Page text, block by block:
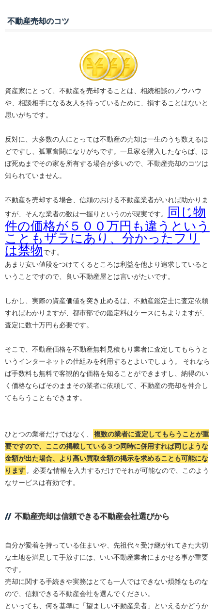
不動産売却のコツ
資産家にとって、不動産を売却することは、相続相談のノウハウ
や、相談相手になる友人を持っているために、損することはないと
思いがちです。
反対に、大多数の人にとっては不動産の売却は一生のうち数えるほ
どですし、孤軍奮闘になりがちです。一旦家を購入したならば、ほ
ぼ死ぬまでその家を所有する場合が多いので、不動産売却のコツは
知られていません。
不動産を売却する場合、信頼のおける不動産業者がいれば助かりま
すが、そんな業者の数は一握りというのが現実です。
同じ物
件の価格が５００万円も違うという
こともザラにあり、分かったフリ
は禁物です。
あまり安い値段をつけてくるところは利益を他より追求していると
いうことですので、良い不動産屋とは言いがたいです。
しかし、実際の資産価値を突き止めるは、不動産鑑定士に査定依頼
すればわかりますが、都市部での鑑定料はケースにもよりますが、
査定に数十万円も必要です。
そこで、不動産価格を不動産無料見積もり業者に査定してもらうと
いうインターネットの仕組みを利用するとよいでしょう。 それなら
ば手数料も無料で客観的な価格を知ることができますし、納得のい
く価格ならばそのままその業者に依頼して、不動産の売却を仲介し
てもらうこともできます。
ひとつの業者だけではなく、
複数の業者に査定してもらうことが重
要ですので、ここの掲載している３つ同時に併用すれば同じような
金額が出た場合、より高い買取金額の掲示を求めることも可能にな
ります 。必要な情報を入力するだけでそれが可能なので、このよう
なサービスは有効です。
不動産売却は信頼できる不動産会社選びから
自分が愛着を持っている住まいや、先祖代々受け継がれてきた大切
な土地を満足して手放すには、いい不動産業者にまかせる事が重要
です。
売却に関する手続きや実務はとても一人ではできない煩雑なものな
ので、信頼できる不動産会社を選んでください。
といっても、何を基準に「望ましい不動産業者」といえるかどうか